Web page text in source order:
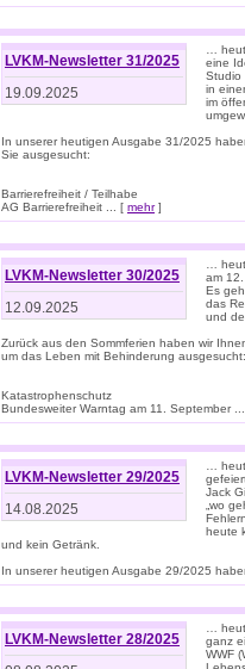
LVKM-Newsletter 31/2025
19.09.2025
…
eine
Studio
in
im
In unserer heutigen Ausgabe 31/2025
Sie ausgesucht:
Barrierefreiheit / Teilhabe
AG Barrierefreiheit ... [ mehr]
LVKM-Newsletter 30/2025
12.09.2025
…
am
Es
das
und
Zurück aus den Sommferien haben wir
um das Leben mit Behinderung ausgesucht:
Katastrophenschutz
Bundesweiter Warntag am 11. September
LVKM-Newsletter 29/2025
14.08.2025
…
Jack
„wo
heute
und kein Getränk.
In unserer heutigen Ausgabe 29/2025
LVKM-Newsletter 28/2025
…
ganz
WWF